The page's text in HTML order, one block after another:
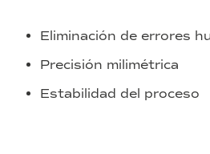
Eliminación de errores
Precisión milimétrica
Estabilidad del proceso